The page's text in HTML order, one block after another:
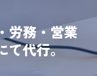
労務・営業
て代行。